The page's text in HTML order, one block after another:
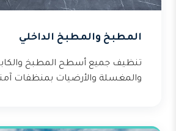
المطبخ والمطبخ الداخلي
تنظيف جميع أسطح المطبخ
والمغسلة والأرضيات بمنظفات